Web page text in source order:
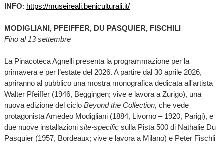
INFO: https://museireali.beniculturali.it/
MODIGLIANI, PFEIFFER, DU PASQUIER, FISCHILI
Fino al 13 settembre
La Pinacoteca Agnelli presenta la programmazione per la
primavera e per l’estate del 2026. A partire dal 30 aprile 2026,
apriranno al pubblico una mostra monografica dedicata all'artista
Walter Pfeiffer (1946, Beggingen; vive e lavora a Zurigo), una
nuova edizione del ciclo Beyond the Collection, che vede
protagonista Amedeo Modigliani (1884, Livorno – 1920, Parigi), e
due nuove installazioni site-specificsulla Pista 500 di Nathalie Du
Pasquier (1957, Bordeaux; vive e lavora a Milano) e Peter Fischli